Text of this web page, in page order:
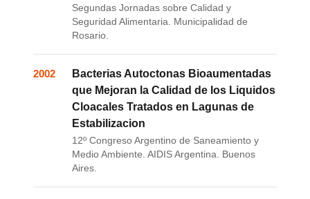
Segundas Jornadas sobre Calidad y
Seguridad Alimentaria. Municipalidad de
Rosario.
2002
Bacterias Autoctonas Bioaumentadas
que Mejoran la Calidad de los Liquidos
Cloacales Tratados en Lagunas de
Estabilizacion
12º Congreso Argentino de Saneamiento y
Medio Ambiente. AIDIS Argentina. Buenos
Aires.